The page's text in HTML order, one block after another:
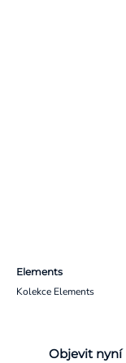
Elements
Kolekce Elements
Objevit nyní